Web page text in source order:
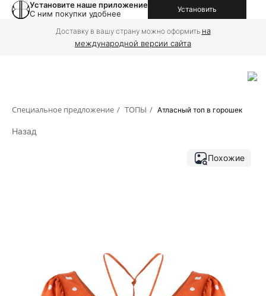
Установите наше приложение
С ним покупки удобнее
Установить
Доставку в вашу страну можно оформить на
международной версии сайта
Специальное предложение / ТОПЫ / Атласный топ в горошек
Назад
Похожие